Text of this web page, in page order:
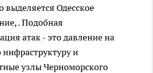
выделяется Одесское
. Подобная
атак - это давление на
и
узлы Черноморского